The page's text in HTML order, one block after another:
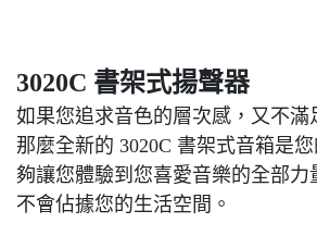
3020C 書架式揚聲器
如果您追求音色的層次感，又不滿
那麼全新的 3020C 書架式音箱是
夠讓您體驗到您喜愛音樂的全部力
不會佔據您的生活空間。